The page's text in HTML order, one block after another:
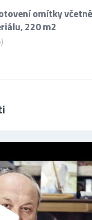
omítky včetně
220 m2